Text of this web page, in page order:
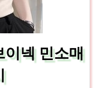
이넥 민소매